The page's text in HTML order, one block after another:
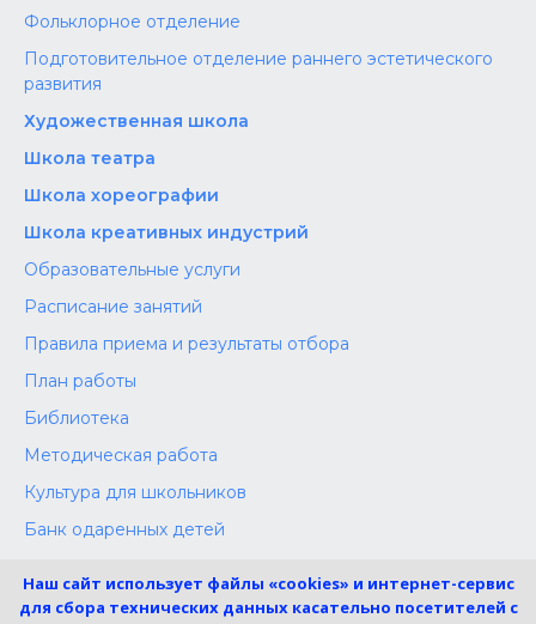
Фольклорное отделение
Подготовительное отделение раннего эстетического
развития
Художественная школа
Школа‌‌‌‌ театра
Школа хореографии
Школа креативных индустрий
Образовательные услуги
Расписание занятий
Правила приема и результаты отбора
План работы
Библиотека
Методическая работа
Культура для школьников
Банк одаренных детей
Независимая оценка
Наш сайт использует файлы «cookies» и интернет-сервис
для сбора технических данных касательно посетителей с